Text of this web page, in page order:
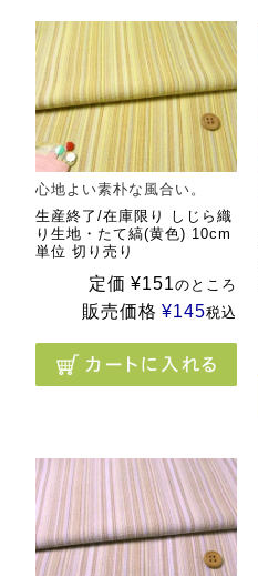
心地よい素朴な風合い。
生産終了/在庫限り しじら織
り生地・たて縞(黄色) 10cm
単位 切り売り
定価 ¥151のところ
販売価格 ¥145税込